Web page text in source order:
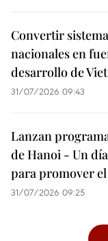
Convertir
nacionales en
desarrollo de
31/07/2026 09:43
Lanzan
de Hanoi - Un
para promover
31/07/2026 09:25